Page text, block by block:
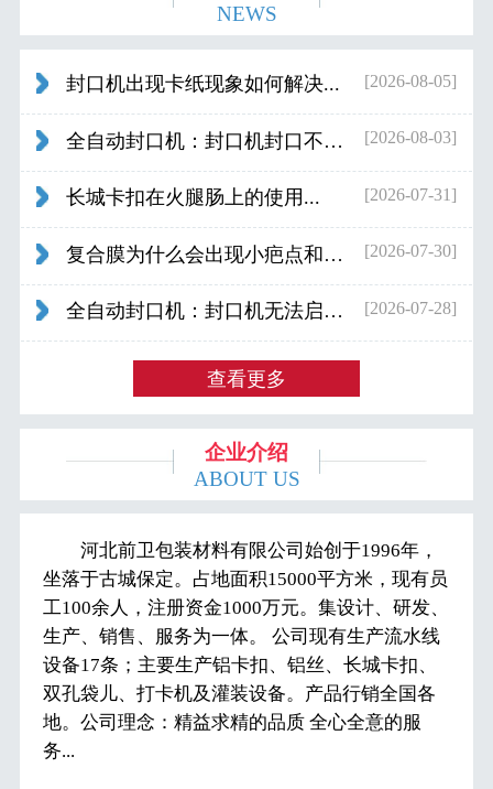
NEWS
封口机出现卡纸现象如何解决... [2026-08-05]
全自动封口机：封口机封口不好应检查什... [2026-08-03]
长城卡扣在火腿肠上的使用... [2026-07-31]
复合膜为什么会出现小疤点和波浪纹... [2026-07-30]
全自动封口机：封口机无法启动怎么办... [2026-07-28]
查看更多
企业介绍
ABOUT US
河北前卫包装材料有限公司始创于1996年，
坐落于古城保定。占地面积15000平方米，现有员
工100余人，注册资金1000万元。集设计、研发、
生产、销售、服务为一体。 公司现有生产流水线
设备17条；主要生产铝卡扣、铝丝、长城卡扣、
双孔袋儿、打卡机及灌装设备。产品行销全国各
地。公司理念：精益求精的品质 全心全意的服
务...